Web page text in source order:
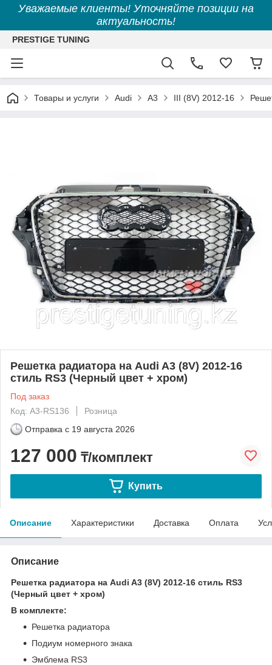
Уважаемые клиенты! Уточняйте позиции на
актуальность!
PRESTIGE TUNING
Товары и услуги Audi A3 III (8V) 2012-16
Решетка радиатора на Audi A3 (8V) 2012-16
стиль RS3 (Черный цвет + хром)
Под заказ
Код: A3-RS136
Розница
Отправка с 19 августа 2026
127 000 ₸/комплект
Купить
Описание Характеристики Доставка Оплата
Описание
Решетка радиатора на Audi A3 (8V) 2012-16 стиль RS3
(Черный цвет + хром)
В комплекте:
Решетка радиатора
Подиум номерного знака
Эмблема RS3